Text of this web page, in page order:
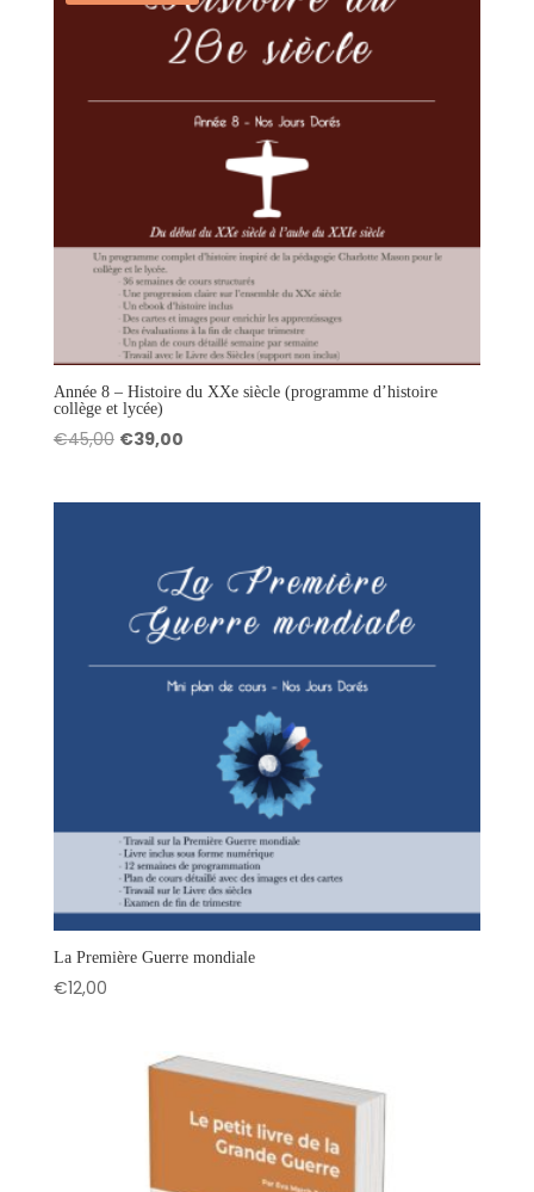
Année 8 – Histoire du XXe siècle (programme d’histoire
collège et lycée)
€45,00 Le
€39,00Le
La Première Guerre mondiale
€12,00